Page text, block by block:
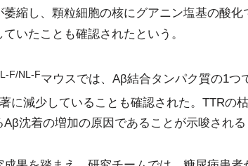
萎縮し、顆粒細胞の核にグアニン塩基の酸
いたことも確認されたという。
F/NL-Fマウスでは、Aβ結合タンパク質の1つ
に減少していることも確認された。TTRの
沈着の増加の原因であることが示唆される